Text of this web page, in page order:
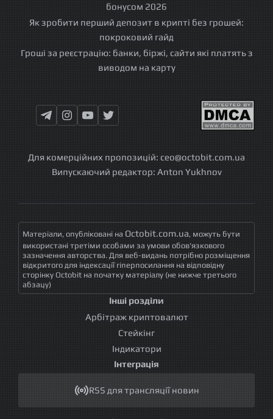
бонусом 2026
Як зробити перший депозит в крипті без грошей:
покроковий гайд
Гроші за реєстрацію: банки, біржі, сайти які платять з
виводом на карту
Для комерційних пропозицій: ceo@octobit.com.ua
Випускаючий редактор: Anton Yukhnov
Матеріали, опубліковані на Octobit.com.ua, можуть бути
використані третіми особами за умови обов'язкового
зазначення авторства. Для веб-видань потрібно розміщення
відкритого для індексації гіперпосилання на відповідну
сторінку Octobit на початку матеріалу (не нижче третього
абзацу)
Інші розділи
Арбітраж криптовалют
Стейкінг
Індикатори
Інтеграція
RSS для трансляції новин